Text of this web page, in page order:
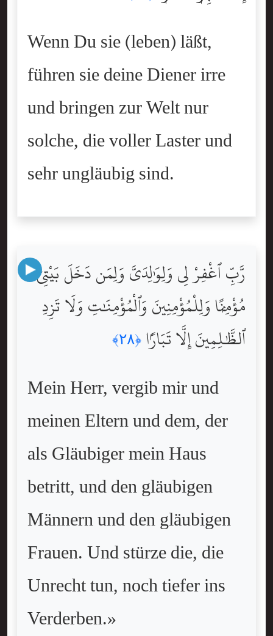
Wenn Du sie (leben) läßt,
führen sie deine Diener irre
und bringen zur Welt nur
solche, die voller Laster und
sehr ungläubig sind.
رَّبِّ ٱغْفِرْ لِى وَلِوَٰلِدَىَّ وَلِمَن دَخَلَ بَيْتِىَ
مُؤْمِنًۭا وَلِلْمُؤْمِنِينَ وَٱلْمُؤْمِنَٰتِ وَلَا تَزِدِ
ٱلظَّٰلِمِينَ إِلَّا تَبَارًۢا ﴿٢٨﴾
Mein Herr, vergib mir und
meinen Eltern und dem, der
als Gläubiger mein Haus
betritt, und den gläubigen
Männern und den gläubigen
Frauen. Und stürze die, die
Unrecht tun, noch tiefer ins
Verderben.»